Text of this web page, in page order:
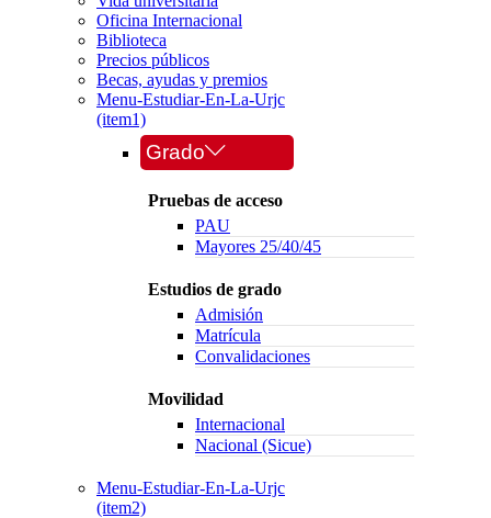
Oficina Internacional
Biblioteca
Precios públicos
Becas, ayudas y premios
Menu-Estudiar-En-La-Urjc
(item1)
Grado
Pruebas de acceso
PAU
Mayores 25/40/45
Estudios de grado
Admisión
Matrícula
Convalidaciones
Movilidad
Internacional
Nacional (Sicue)
Menu-Estudiar-En-La-Urjc
(item2)